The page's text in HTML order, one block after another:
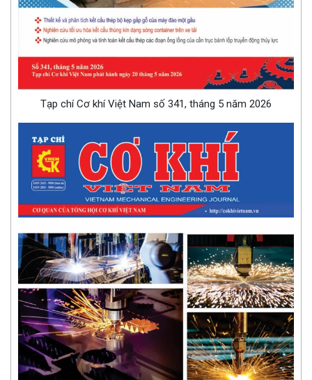
Tạp chí Cơ khí Việt Nam số 341, tháng 5 năm 2026